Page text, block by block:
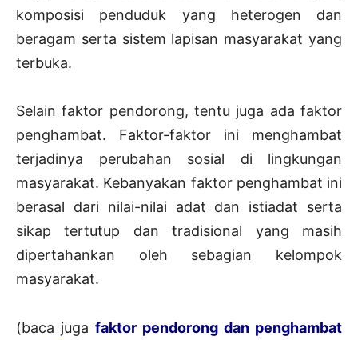
komposisi penduduk yang heterogen dan
beragam serta sistem lapisan masyarakat yang
terbuka.
Selain faktor pendorong, tentu juga ada faktor
penghambat. Faktor-faktor ini menghambat
terjadinya perubahan sosial di lingkungan
masyarakat. Kebanyakan faktor penghambat ini
berasal dari nilai-nilai adat dan istiadat serta
sikap tertutup dan tradisional yang masih
dipertahankan oleh sebagian kelompok
masyarakat.
(baca juga faktor pendorong dan penghambat